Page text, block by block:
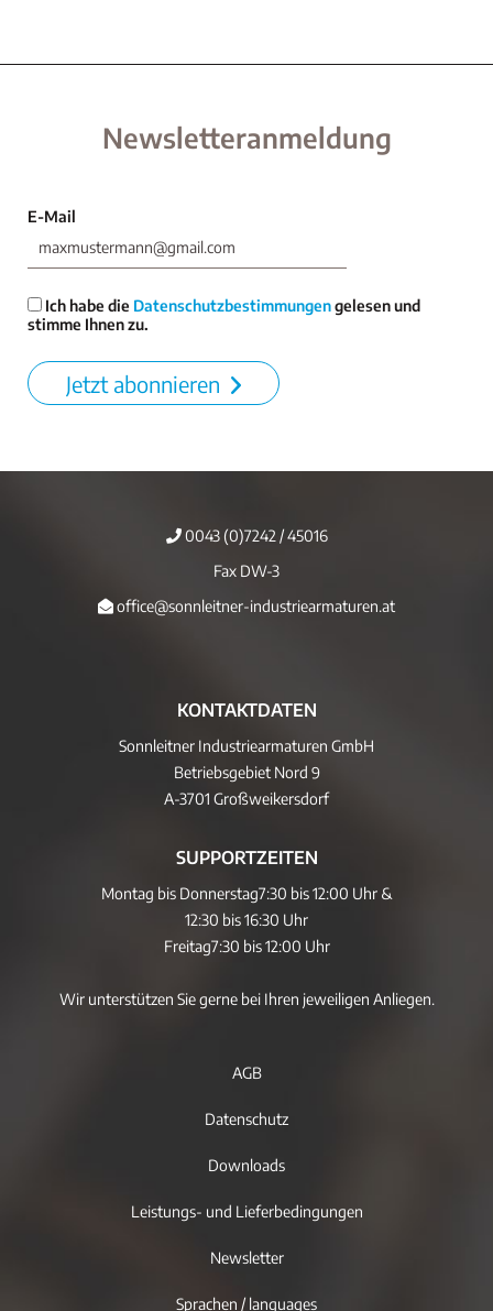
Newsletteranmeldung
E-Mail
Ich habe die Datenschutzbestimmungengelesen und
stimme Ihnen zu.
Jetzt abonnieren
0043 (0)7242 / 45016
Fax DW-3
office@sonnleitner-industriearmaturen.at
KONTAKTDATEN
Sonnleitner Industriearmaturen GmbH
Betriebsgebiet Nord 9
A-3701 Großweikersdorf
SUPPORTZEITEN
Montag bis Donnerstag7:30 bis 12:00 Uhr &
12:30 bis 16:30 Uhr
Freitag7:30 bis 12:00 Uhr
Wir unterstützen Sie gerne bei Ihren jeweiligen Anliegen.
AGB
Datenschutz
Downloads
Leistungs- und Lieferbedingungen
Newsletter
Sprachen / languages